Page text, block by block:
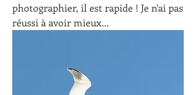
photographier, il est rapide ! Je n'ai pas
réussi à avoir mieux...